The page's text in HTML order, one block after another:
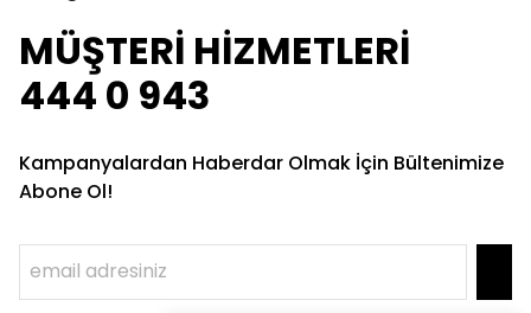
MÜŞTERİ HİZMETLERİ
444 0 943
Kampanyalardan Haberdar Olmak İçin Bültenimize
Abone Ol!